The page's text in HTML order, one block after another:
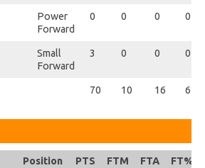
Power
Forward
0 0 0 0
Small
Forward
3 0 0 0
70 10 16 62.5
Position PTS FTM FTA
FT%